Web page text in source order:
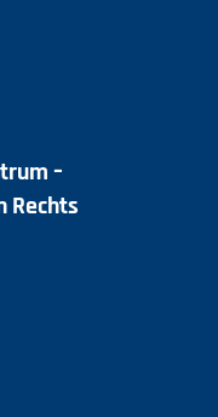
–
Rechts